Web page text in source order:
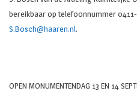
bereikbaar op telefoonnummer
S.Bosch@haaren.nl.
OPEN MONUMENTENDAG 13 EN 14